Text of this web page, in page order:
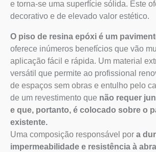
e torna-se uma superfície sólida. Este
decorativo e de elevado valor estético.
O piso de resina epóxi é um
oferece inúmeros benefícios que vão
aplicação fácil e rápida. Um material
versátil que permite ao profissional
de espaços sem obras e entulho pelo
de um revestimento que não requer
e que, portanto, é colocado sobre o
existente.
Uma composição responsável por a
impermeabilidade e resistência à